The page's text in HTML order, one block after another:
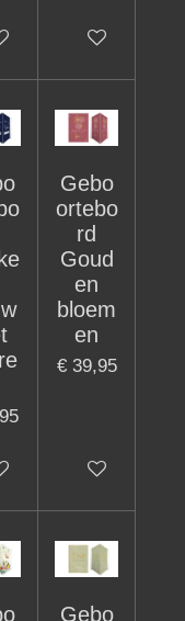
In winkelwagen
Gebo
ortebo
rd
Goud
en
bloem
en
€ 39,95
In winkelwagen
Gebo